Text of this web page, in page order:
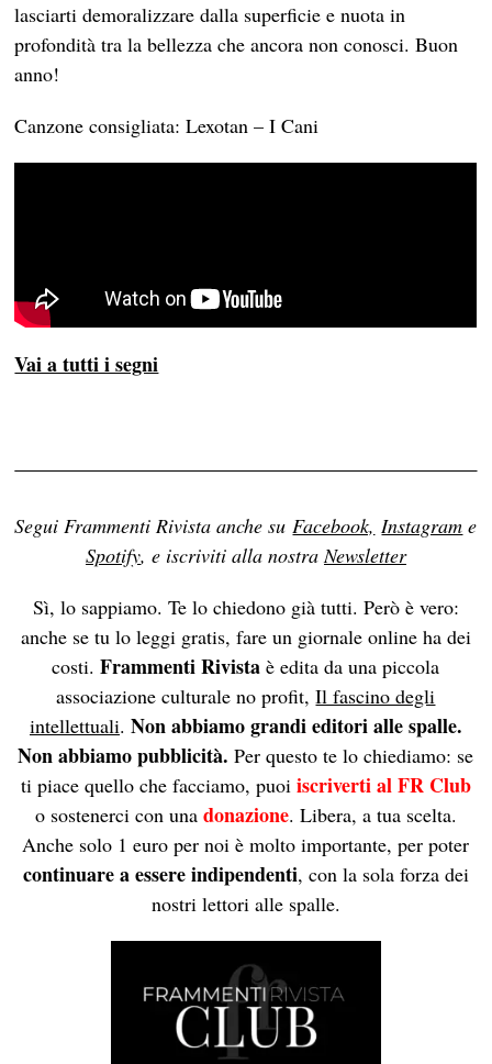
lasciarti demoralizzare dalla superficie e nuota in
profondità tra la bellezza che ancora non conosci. Buon
anno!
Canzone consigliata: Lexotan – I Cani
Vai a tutti i segni
Segui Frammenti Rivista anche suFacebook, Instagram e
Spotify, e iscriviti alla nostraNewsletter
Sì, lo sappiamo. Te lo chiedono già tutti. Però è vero:
anche se tu lo leggi gratis, fare un giornale online ha dei
costi.Frammenti Rivistaè edita da una piccola
associazione culturale no profit,Il fascino degli
intellettuali. Non abbiamo grandi editori alle spalle.
Non abbiamo pubblicità. Per questo te lo chiediamo: se
ti piace quello che facciamo, puoi iscriverti al FR Club
o sostenerci con una donazione. Libera, a tua scelta.
Anche solo 1 euro per noi è molto importante, per poter
continuare a essere indipendenti, con la sola forza dei
nostri lettori alle spalle.